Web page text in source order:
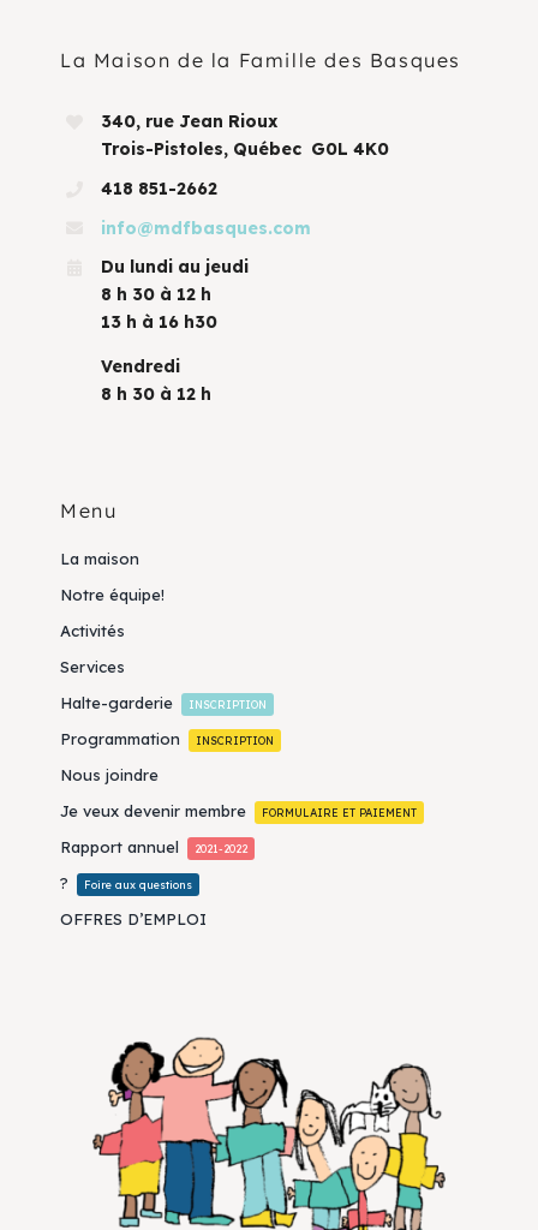
La Maison de la Famille des Basques
340, rue Jean Rioux
Trois-Pistoles, Québec G0L 4K0
418 851-2662
info@mdfbasques.com
Du lundi au jeudi
8 h 30 à 12 h
13 h à 16 h30
Vendredi
8 h 30 à 12 h
Menu
La maison
Notre équipe!
Activités
Services
Halte-garderie
INSCRIPTION
Programmation INSCRIPTION
Nous joindre
Je veux devenir membre
FORMULAIRE ET PAIEMENT
Rapport annuel 2021-2022
? Foire aux questions
OFFRES D’EMPLOI